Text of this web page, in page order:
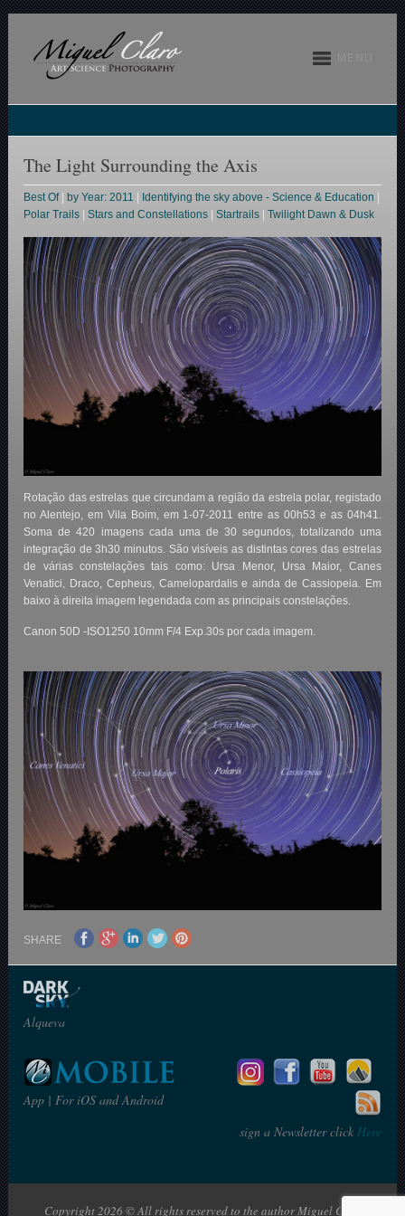
The Light Surrounding the Axis
Best Of| by Year: 2011 Identifying the sky above - Science & Education
Polar Trails |Stars and Constellations |Startrails |Twilight Dawn & Dusk
Rotação das estrelas que circundam a região da estrela polar, registado
no Alentejo, em Vila Boim, em 1-07-2011 entre as 00h53 e as 04h41.
Soma de 420 imagens cada uma de 30 segundos, totalizando uma
integração de 3h30 minutos. São visíveis as distintas cores das estrelas
de várias constelações tais como: Ursa Menor, Ursa Maior, Canes
Venatici, Draco, Cepheus, Camelopardalis e ainda de Cassiopeia. Em
baixo à direita imagem legendada com as principais constelações.
Canon 50D -ISO1250 10mm F/4 Exp.30s por cada imagem.
SHARE
Alqueva
App | For iOS and Android
sign a Newsletter clickHere
Copyright 2026 © All rights reserved to the author Miguel Claro | The